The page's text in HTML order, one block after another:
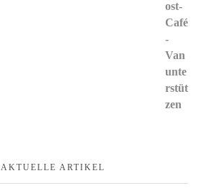
AKTUELLE ARTIKEL